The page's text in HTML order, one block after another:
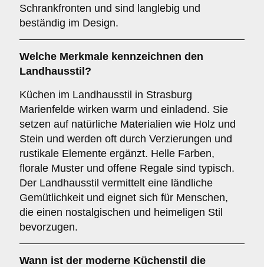
Schrankfronten und sind langlebig und
beständig im Design.
Welche Merkmale kennzeichnen den
Landhausstil ?
Küchen im Landhausstil in Strasburg
Marienfelde wirken warm und einladend. Sie
setzen auf natürliche Materialien wie Holz und
Stein und werden oft durch Verzierungen und
rustikale Elemente ergänzt. Helle Farben,
florale Muster und offene Regale sind typisch.
Der Landhausstil vermittelt eine ländliche
Gemütlichkeit und eignet sich für Menschen,
die einen nostalgischen und heimeligen Stil
bevorzugen.
Wann ist der moderne Küchenstil die